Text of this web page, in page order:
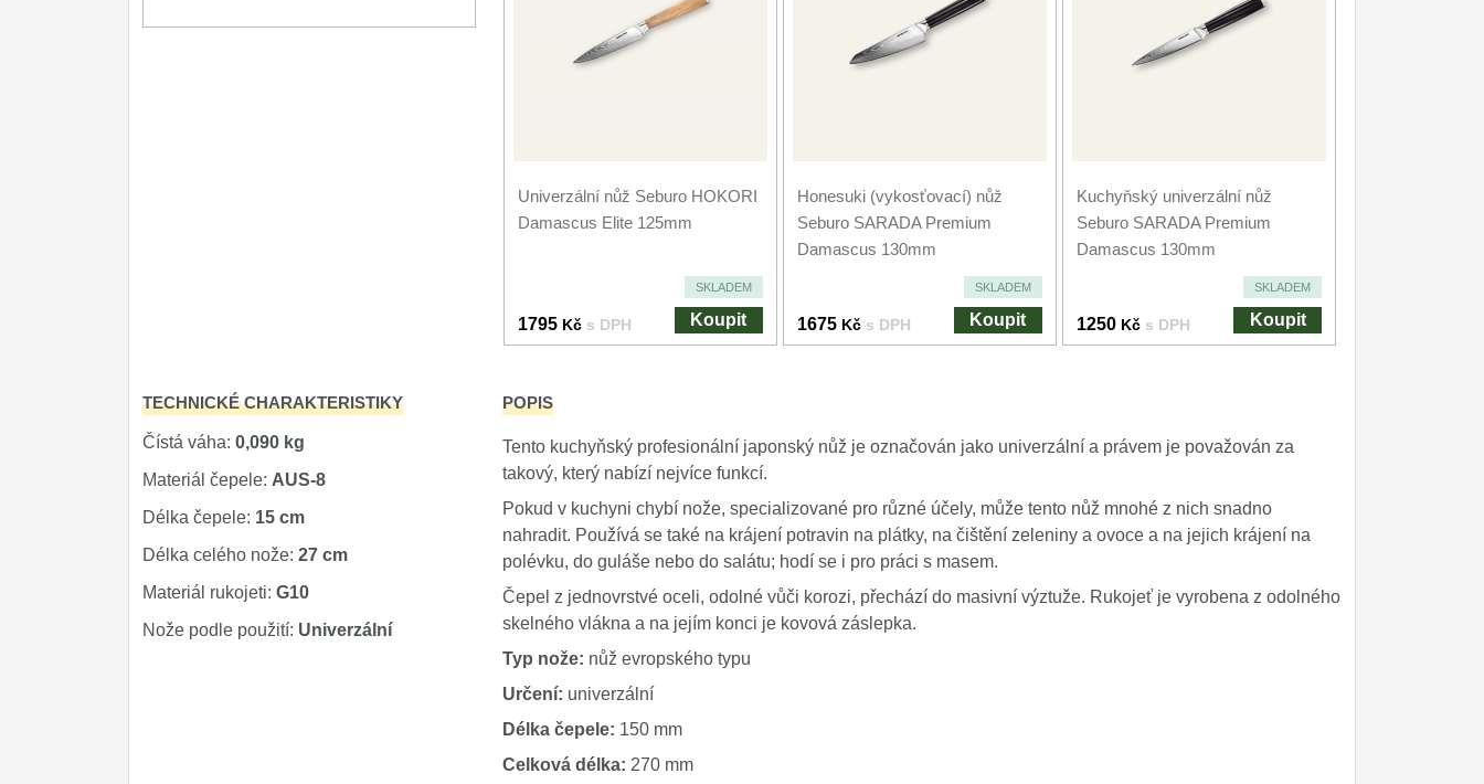
Ostření nožů
Nože SEBURO
Nože Tojiro
Nože Samura
Univerzální nůž Seburo HOKORI
Damascus Elite 125mm
SKLADEM
1795 Kč s DPH Koupit
Honesuki (vykosťovací) nůž
Seburo SARADA Premium
Damascus 130mm
SKLADEM
1675 Kč s DPH Koupit
Kuchyňský univerzální nůž
Seburo SARADA Premium
Damascus 130mm
SKLADEM
1250 Kč s DPH Koupit
TECHNICKÉ CHARAKTERISTIKY
Čístá váha: 0,090 kg
Materiál čepele: AUS-8
Délka čepele: 15 cm
Délka celého nože: 27 cm
Materiál rukojeti: G10
Nože podle použití: Univerzální
POPIS
Tento kuchyňský profesionální japonský nůž je označován jako univerzální a právem je považován za
takový, který nabízí nejvíce funkcí.
Pokud v kuchyni chybí nože, specializované pro různé účely, může tento nůž mnohé z nich snadno
nahradit. Používá se také na krájení potravin na plátky, na čištění zeleniny a ovoce a na jejich krájení na
polévku, do guláše nebo do salátu; hodí se i pro práci s masem.
Čepel z jednovrstvé oceli, odolné vůči korozi, přechází do masivní výztuže. Rukojeť je vyrobena z odolného
skelného vlákna a na jejím konci je kovová záslepka.
Typ nože: nůž evropského typu
Určení: univerzální
Délka čepele: 150 mm
Celková délka: 270 mm